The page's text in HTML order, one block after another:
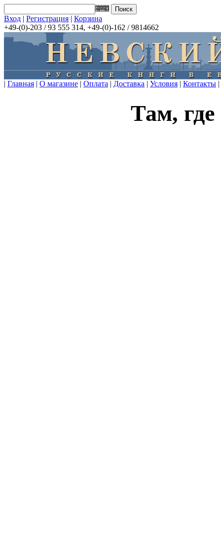
Вход | Регистрация | Корзина
+49-(0)-203 / 93 555 314, +49-(0)-162 / 9814662
| Главная | О магазине | Оплата | Доставка | Условия | Контакты |
Там, где